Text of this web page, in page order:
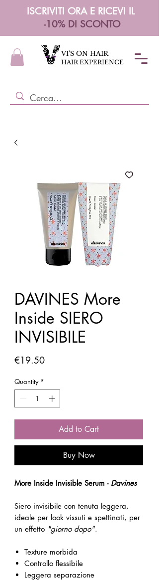
ISCRIVITI ORA E RICEVI IL
-10% DI SCONTO
HAIR EXPERIENCE
VI'S ON HAIR
DAVINES More
Inside SIERO
INVISIBILE
€19.50Price
Quantity *
Add to Cart
Buy Now
More Inside Invisible Serum - Davines
Siero invisibile con tenuta leggera,
ideale per look vissuti e spettinati, per
un effetto "giorno dopo".
Texture morbida
Controllo flessibile
Leggera separazione